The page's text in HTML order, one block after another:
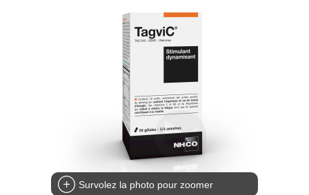
Survolez la photo pour zoomer